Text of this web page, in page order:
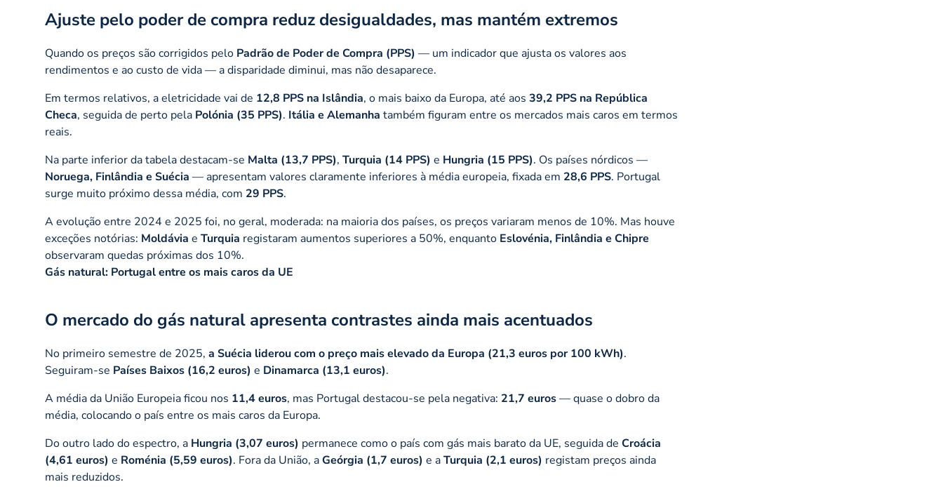
Ajuste pelo poder de compra reduz desigualdades, mas mantém extremos
Quando os preços são corrigidos pelo Padrão de Poder de Compra (PPS) — um indicador que ajusta os valores aos
rendimentos e ao custo de vida — a disparidade diminui, mas não desaparece.
Em termos relativos, a eletricidade vai de 12,8 PPS na Islândia, o mais baixo da Europa, até aos 39,2 PPS na República
Checa, seguida de perto pela Polónia (35 PPS). Itália e Alemanha também figuram entre os mercados mais caros em termos
reais.
Na parte inferior da tabela destacam-se Malta (13,7 PPS), Turquia (14 PPS) e Hungria (15 PPS). Os países nórdicos —
Noruega, Finlândia e Suécia — apresentam valores claramente inferiores à média europeia, fixada em 28,6 PPS. Portugal
surge muito próximo dessa média, com 29 PPS.
A evolução entre 2024 e 2025 foi, no geral, moderada: na maioria dos países, os preços variaram menos de 10%. Mas houve
exceções notórias: Moldávia e Turquia registaram aumentos superiores a 50%, enquanto Eslovénia, Finlândia e Chipre
observaram quedas próximas dos 10%.
Gás natural: Portugal entre os mais caros da UE
O mercado do gás natural apresenta contrastes ainda mais acentuados
No primeiro semestre de 2025, a Suécia liderou com o preço mais elevado da Europa (21,3 euros por 100 kWh).
Seguiram-se Países Baixos (16,2 euros) e Dinamarca (13,1 euros).
A média da União Europeia ficou nos 11,4 euros, mas Portugal destacou-se pela negativa: 21,7 euros— quase o dobro da
média, colocando o país entre os mais caros da Europa.
Do outro lado do espectro, a Hungria (3,07 euros) permanece como o país com gás mais barato da UE, seguida de Croácia
(4,61 euros) e Roménia (5,59 euros). Fora da União, aGeórgia (1,7 euros) e aTurquia (2,1 euros) registam preços ainda
mais reduzidos.